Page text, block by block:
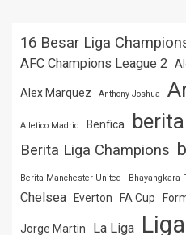
16 Besar Liga
AFC Champions League 2
Alex Marquez Anthony Joshua
Atletico Madrid Benfica
Berita Liga Champions
Berita Manchester United Bhayangkara
Chelsea Everton FA Cup
Jorge Martin La Liga